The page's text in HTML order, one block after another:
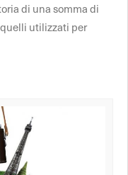
di una somma di
utilizzati per